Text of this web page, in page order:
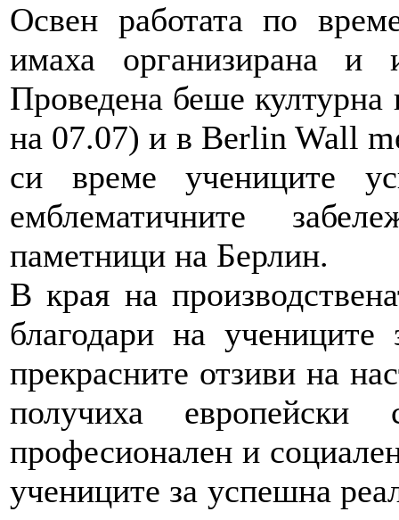
Освен работата по
имаха организирана и
Проведена беше
на 07.07) и в Berlin Wall
си време учениците
емблематичните
паметници на Берлин.
В края на
благодари на учениците
прекрасните отзиви на
получиха европейски
професионален и
учениците за успешна